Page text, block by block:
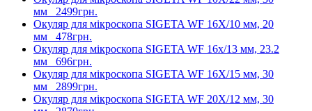
мм 2499грн.
Окуляр для мікроскопа SIGETA WF 16X/10 мм, 20
мм 478грн.
Окуляр для мікроскопа SIGETA WF 16x/13 мм, 23.2
мм 696грн.
Окуляр для мікроскопа SIGETA WF 16X/15 мм, 30
мм 2899грн.
Окуляр для мікроскопа SIGETA WF 20X/12 мм, 30